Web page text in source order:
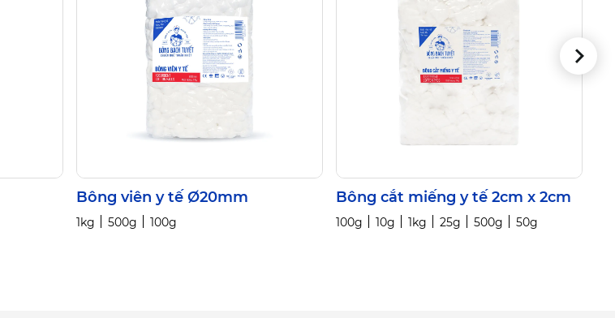
Bông viên y tế Ø20mm
1kg 500g 100g
Bông cắt miếng y tế 2cm x 2cm
100g 10g 1kg 25g 500g 50g